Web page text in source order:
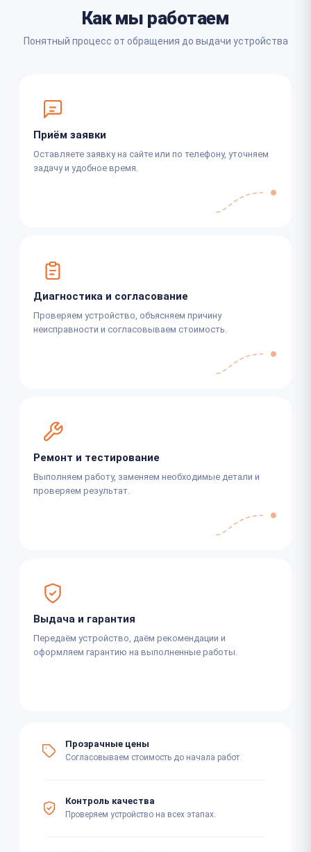
Как мы работаем
Понятный процесс от обращения до выдачи устройства
Приём заявки
Оставляете заявку на сайте или по телефону, уточняем
задачу и удобное время.
Диагностика и согласование
Проверяем устройство, объясняем причину
неисправности и согласовываем стоимость.
Ремонт и тестирование
Выполняем работу, заменяем необходимые детали и
проверяем результат.
Выдача и гарантия
Передаём устройство, даём рекомендации и
оформляем гарантию на выполненные работы.
Прозрачные цены
Согласовываем стоимость до начала работ.
Контроль качества
Проверяем устройство на всех этапах.